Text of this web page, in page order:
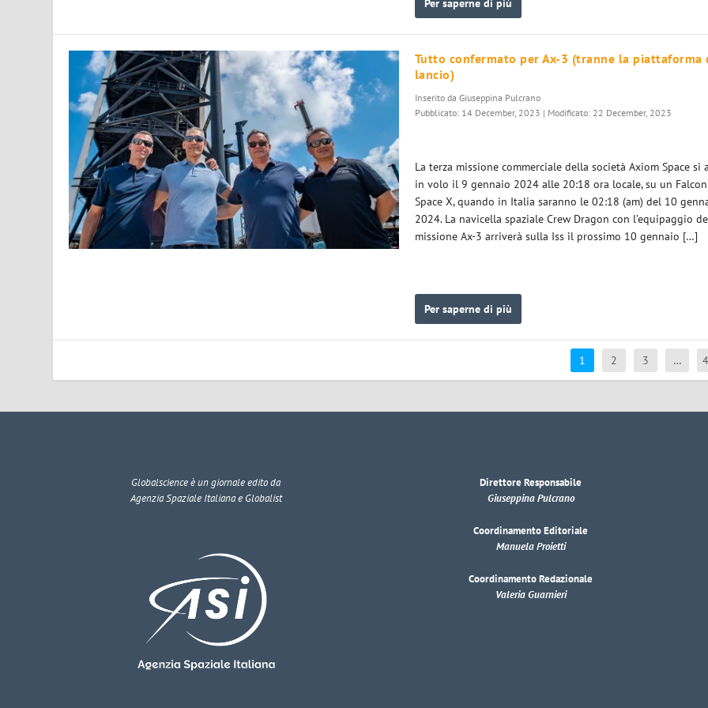
Per saperne di più
Tutto confermato per Ax-3 (tranne la piattaforma
lancio)
Inserito da Giuseppina Pulcrano
Pubblicato: 14 December, 2023 | Modificato: 22 December, 2023
La terza missione commerciale della società Axiom Space si
in volo il 9 gennaio 2024 alle 20:18 ora locale, su un
Space X, quando in Italia saranno le 02:18 (am) del 10
2024. La navicella spaziale Crew Dragon con l’equipaggio
missione Ax-3 arriverà sulla Iss il prossimo 10 gennaio […]
Per saperne di più
1 2 3 …
Globalscienceè un giornale edito da
Agenzia Spaziale Italiana e Globalist
Direttore Responsabile
Giuseppina Pulcrano
Coordinamento Editoriale
Manuela Proietti
Coordinamento Redazionale
Valeria Guarnieri